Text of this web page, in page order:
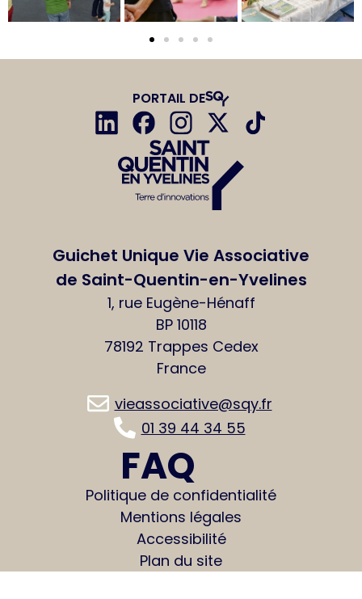
PORTAIL DE
Guichet Unique Vie Associative
de Saint-Quentin-en-Yvelines
1, rue Eugène-Hénaff
BP 10118
78192 Trappes Cedex
France
vieassociative@sqy.fr
01 39 44 34 55
FAQ
Politique de confidentialité
Mentions légales
Accessibilité
Plan du site